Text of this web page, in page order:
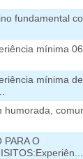
fundamental
mínima
mínima
humorada,
PARA O